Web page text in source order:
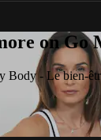
on Go
Body - Le bien-